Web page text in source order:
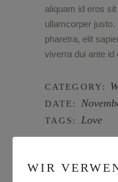
aliquam id eros
ullamcorper
pharetra, elit
viverra dui ante id
CATEGORY:
DATE:
TAGS: Love
WIR